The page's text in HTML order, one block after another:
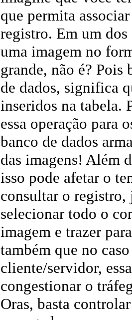
que permita
registro. Em um dos
uma imagem no
grande, não é? Pois
de dados, significa
inseridos na tabela.
essa operação para
banco de dados
das imagens! Além
isso pode afetar o
consultar o registro,
selecionar todo o
imagem e trazer
também que no
cliente/servidor,
congestionar o
Oras, basta